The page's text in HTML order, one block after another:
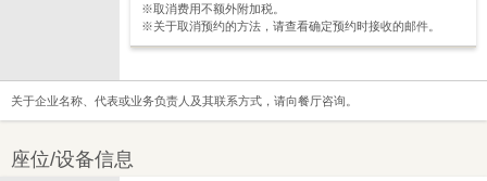
※取消费用不额外附加税。
※关于取消预约的方法，请查看确定预约时接收的邮件。
关于企业名称、代表或业务负责人及其联系方式，请向餐厅咨询。
座位/设备信息